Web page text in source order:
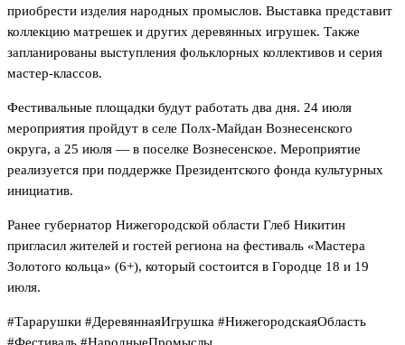
приобрести изделия народных промыслов. Выставка представит
коллекцию матрешек и других деревянных игрушек. Также
запланированы выступления фольклорных коллективов и серия
мастер-классов.
Фестивальные площадки будут работать два дня. 24 июля
мероприятия пройдут в селе Полх-Майдан Вознесенского
округа, а 25 июля — в поселке Вознесенское. Мероприятие
реализуется при поддержке Президентского фонда культурных
инициатив.
Ранее губернатор Нижегородской области Глеб Никитин
пригласил жителей и гостей региона на фестиваль «Мастера
Золотого кольца» (6+), который состоится в Городце 18 и 19
июля.
#Тарарушки #ДеревяннаяИгрушка #НижегородскаяОбласть